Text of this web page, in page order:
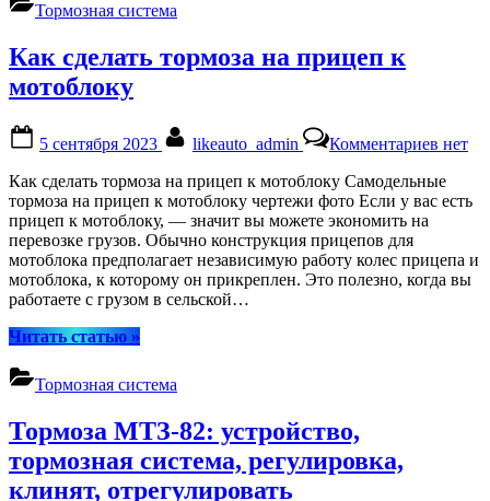
Тормозная система
Как сделать тормоза на прицеп к
мотоблоку
on
5 сентября 2023 likeauto_admin Комментариевзаписи
к
нет
Как сделать тормоза на прицеп к мотоблоку Самодельные
тормоза на прицеп к мотоблоку чертежи фото Если у вас есть
прицеп к мотоблоку, — значит вы можете экономить на
перевозке грузов. Обычно конструкция прицепов для
мотоблока предполагает независимую работу колес прицепа и
мотоблока, к которому он прикреплен. Это полезно, когда вы
работаете с грузом в сельской…
Читать статью“Как
на
к
мотоблоку”
»
Тормозная система
Тормоза МТЗ-82: устройство,
тормозная система, регулировка,
клинят, отрегулировать